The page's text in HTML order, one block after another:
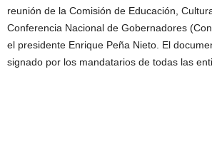
reunión de la Comisión de Educación,
Conferencia Nacional de Gobernadores
el presidente Enrique Peña Nieto. El
signado por los mandatarios de todas las